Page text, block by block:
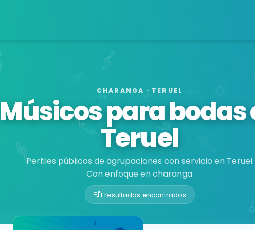
CHARANGA · TERUEL
Músicos para bodas
Teruel
Perfiles públicos de agrupaciones con servicio en Teruel.
Con enfoque en charanga.
1 resultados encontrados